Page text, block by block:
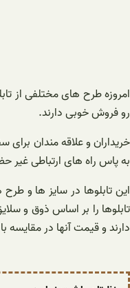
امروزه طرح های مختلفی از
رو فروش خوبی دارند.
خریداران و علاقه مندان
به پاس راه های ارتباطی غیر
این تابلوها در سایز ها و
تابلوها را بر اساس ذوق و
دارند و قیمت آنها در مقایسه